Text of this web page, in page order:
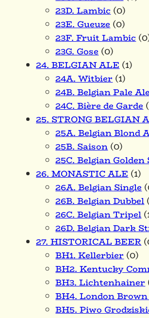
23D. Lambic(0)
23E. Gueuze(0)
23F. Fruit Lambic
23G. Gose(0)
24. BELGIAN ALE(1)
24A. Witbier(1)
24B. Belgian Pale
24C. Bière de Garde
25. STRONG BELGIAN
25A. Belgian Blond
25B. Saison(0)
25C. Belgian
26. MONASTIC ALE(1)
26A. Belgian Single
26B. Belgian Dubbel
26C. Belgian Tripel
26D. Belgian Dark
27. HISTORICAL BEER
BH1. Kellerbier(0)
BH2. Kentucky
BH3. Lichtenhainer
BH4. London
BH5. Piwo